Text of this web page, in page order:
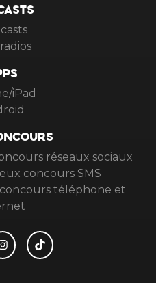
iPad
réseaux sociaux
concours SMS
téléphone et